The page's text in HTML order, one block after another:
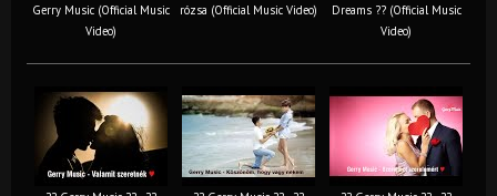
Gerry Music (Official Music
Video)
rózsa (Official Music Video)
Dreams ?? (Official Music
Video)